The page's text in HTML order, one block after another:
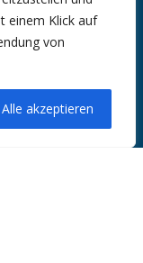
einem Klick auf
von
Alle akzeptieren